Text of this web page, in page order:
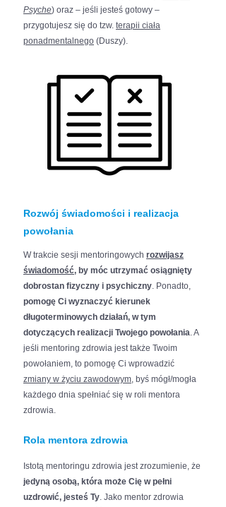
Psyche) oraz – jeśli jesteś gotowy –
przygotujesz się do tzw. terapii ciała
ponadmentalnego (Duszy). ​
Rozwój świadomości i realizacja
powołania
W trakcie sesji mentoringowych rozwijasz
świadomość, by móc utrzymać osiągnięty
dobrostan fizyczny i psychiczny. Ponadto,
pomogę Ci wyznaczyć kierunek
długoterminowych działań, w tym
dotyczących realizacji Twojego powołania. A
jeśli mentoring zdrowia jest także Twoim
powołaniem, to pomogę Ci wprowadzić
zmiany w życiu zawodowym, byś mógł/mogła
każdego dnia spełniać się w roli mentora
zdrowia.
Rola mentora zdrowia
Istotą mentoringu zdrowia jest zrozumienie, że
jedyną osobą, która może Cię w pełni
uzdrowić, jesteś Ty. Jako mentor zdrowia